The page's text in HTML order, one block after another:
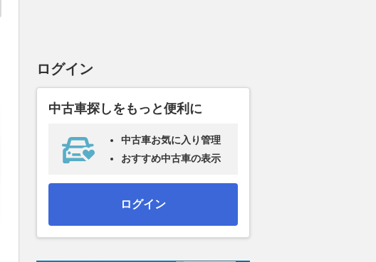
ログイン
中古車探しをもっと便利に
中古車お気に入り管理
おすすめ中古車の表示
ログイン